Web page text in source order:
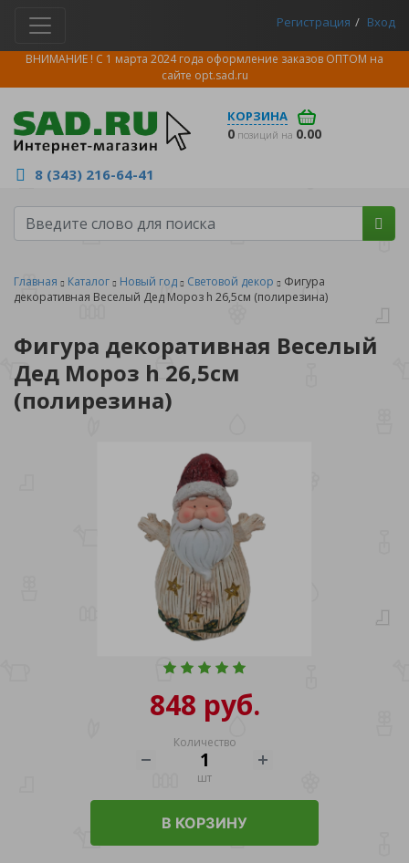
Регистрация Вход
ВНИМАНИЕ ! С 1 марта 2024 года оформление заказов ОПТОМ на
сайте opt.sad.ru
КОРЗИНА
0 позиций на 0.00
8 (343) 216-64-41
Главная Каталог Новый год Световой декор
Фигура
декоративная Веселый Дед Мороз h 26,5см (полирезина)
Фигура декоративная Веселый
Дед Мороз h 26,5см
(полирезина)
848 руб.
Количество
шт
В КОРЗИНУ